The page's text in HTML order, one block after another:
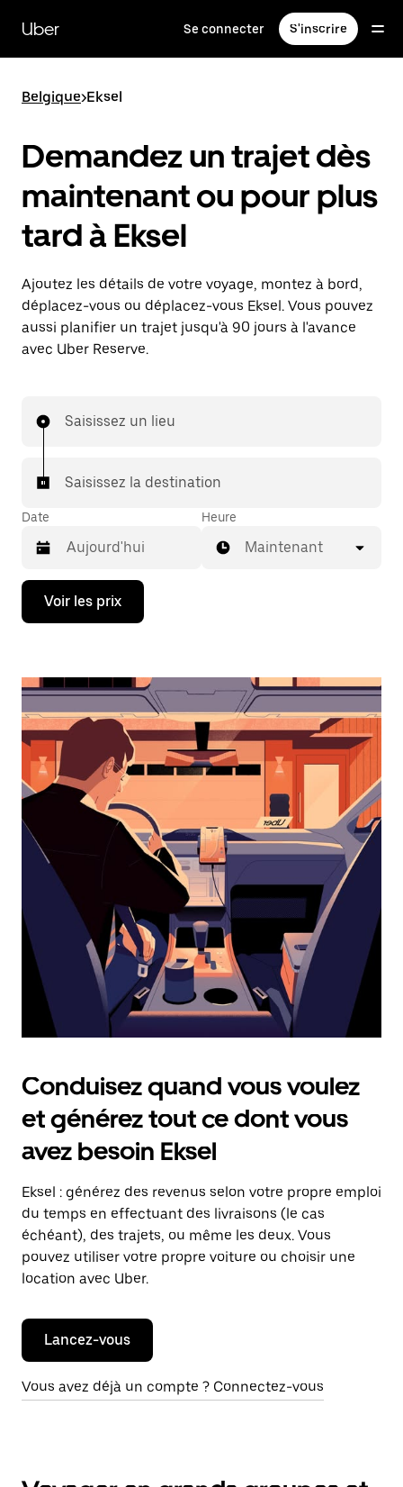
contenu
principal
Uber Se connecter S'inscrire
Belgique>Eksel
Demandez un trajet dès
maintenant ou pour plus
tard à Eksel
Ajoutez les détails de votre voyage, montez à bord,
déplacez-vous ou déplacez-vous Eksel. Vous pouvez
aussi planifier un trajet jusqu'à 90 jours à l'avance
avec Uber Reserve.
Saisissez un lieu
Saisissez la destination
Date
Appuyez
la
bas
ouvrir
le
calendrier
sélectionner
une
date.
Appuyez
sur
touche
pour
fermer
le
calendrier.
Heure
Maintenant
Voir les prix
Conduisez quand vous voulez
et générez tout ce dont vous
avez besoin Eksel
Eksel : générez des revenus selon votre propre emploi
du temps en effectuant des livraisons (le cas
échéant), des trajets, ou même les deux. Vous
pouvez utiliser votre propre voiture ou choisir une
location avec Uber.
Lancez-vous
Vous avez déjà un compte ? Connectez-vous